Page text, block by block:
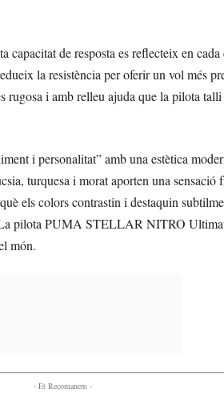
capacitat de resposta es reflecteix en
la resistència per oferir un vol més
rugosa i amb relleu ajuda que la pilota
i personalitat” amb una estètica
turquesa i morat aporten una sensació
els colors contrastin i destaquin
pilota PUMA STELLAR NITRO
món.
- Et Recomanem -